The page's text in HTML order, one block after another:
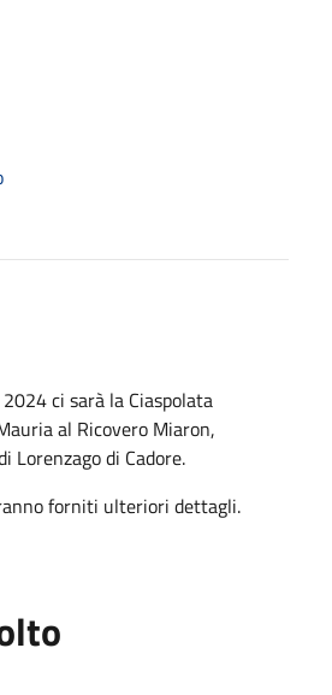
ci sarà la Ciaspolata
al Ricovero Miaron,
Lorenzago di Cadore.
forniti ulteriori dettagli.